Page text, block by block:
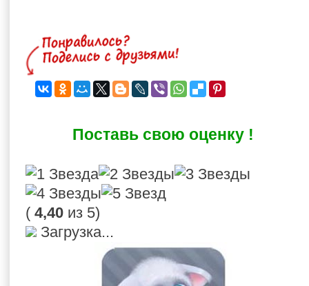
Поставь свою оценку !
( 4,40из 5)
Загрузка...